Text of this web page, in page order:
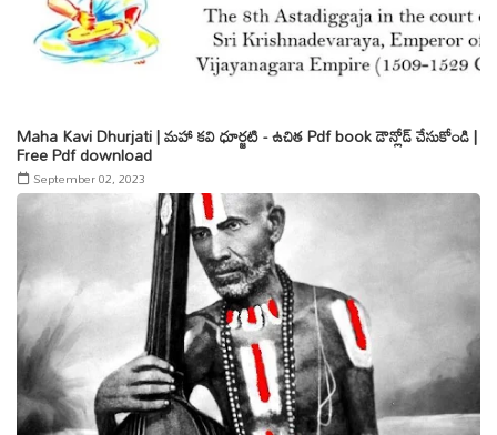
Maha Kavi Dhurjati | మహా కవి ధూర్జటి - ఉచిత Pdf book డౌన్లోడ్ చేసుకోండి |
Free Pdf download
September 02, 2023